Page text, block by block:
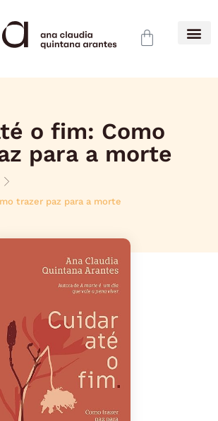
o fim: Como
para a morte
trazer paz para a morte